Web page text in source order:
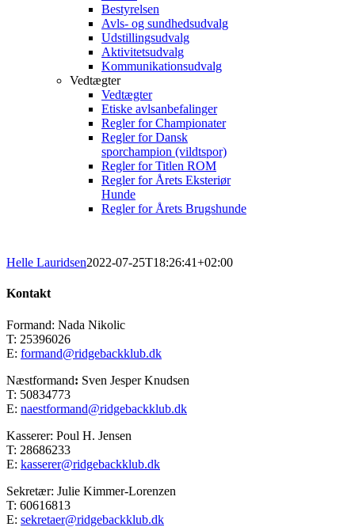
Bestyrelsen
Avls- og sundhedsudvalg
Udstillingsudvalg
Aktivitetsudvalg
Kommunikationsudvalg
Vedtægter
Vedtægter
Etiske avlsanbefalinger
Regler for Championater
Regler for Dansk
sporchampion (vildtspor)
Regler for Titlen ROM
Regler for Årets Eksteriør
Hunde
Regler for Årets Brugshunde
Helle Lauridsen2022-07-25T18:26:41+02:00
Kontakt
Formand: Nada Nikolic
T: 25396026
E: formand@ridgebackklub.dk
Næstformand: Sven Jesper Knudsen
T: 50834773
E: naestformand@ridgebackklub.dk
Kasserer: Poul H. Jensen
T: 28686233
E: kasserer@ridgebackklub.dk
Sekretær: Julie Kimmer-Lorenzen
T: 60616813
E: sekretaer@ridgebackklub.dk